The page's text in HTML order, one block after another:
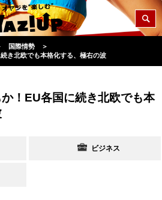
国際情勢
＞
き北欧でも本格化する、極右の波
！EU各国に続き北欧でも本
ビジネス